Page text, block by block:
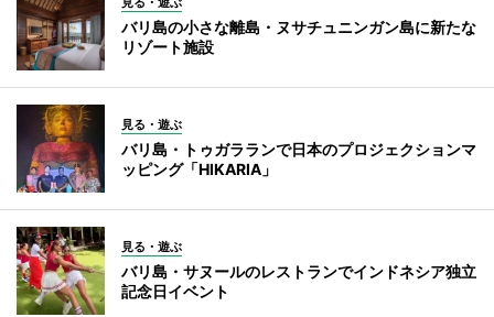
バリ島の小さな離島・ヌサチュニンガン島に新たな
リゾート施設
見る・遊ぶ
バリ島・トゥガラランで日本のプロジェクションマ
ッピング「HIKARIA」
見る・遊ぶ
バリ島・サヌールのレストランでインドネシア独立
記念日イベント